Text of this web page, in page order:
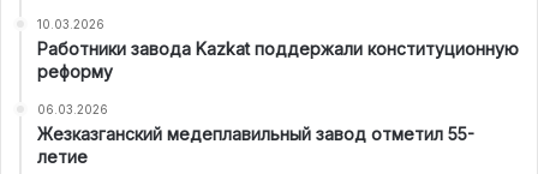
10.03.2026
Работники завода Kazkat поддержали конституционную
реформу
06.03.2026
Жезказганский медеплавильный завод отметил 55-
летие